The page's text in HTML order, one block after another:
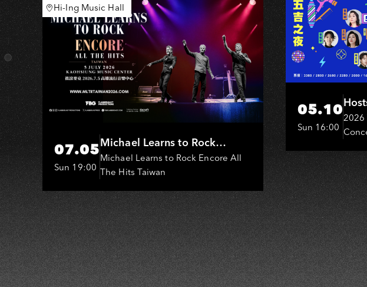
夜
話
高
雄
場
Hi-Ing Music Hall
07.05
Sun 19:00
Michael Learns to Rock
(MLTR)
Michael Learns to Rock Encore All
The Hits Taiwan
05.10
Sun 16:00
君．
嬤-
淑
雯、
2026